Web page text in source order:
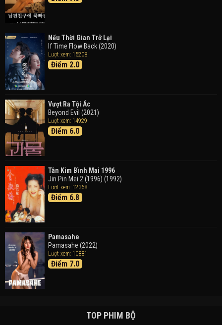
Trong Tranh
Doraemon the Movie: Nobita's Art World Tales (2025)
Tháng Ngày Tươi Đẹp
Nếu Thời Gian Trở Lại
If Time Flow Back (2020)
Lượt xem: 15208
Điểm 2.0
Vượt Ra Tội Ác
Beyond Evil (2021)
Lượt xem: 14929
Điểm 6.0
Tân Kim Bình Mai 1996
Jin Pin Mei 2 (1996) (1992)
Lượt xem: 12368
Điểm 6.8
Pamasahe
Pamasahe (2022)
Lượt xem: 10881
Điểm 7.0
TOP PHIM BỘ